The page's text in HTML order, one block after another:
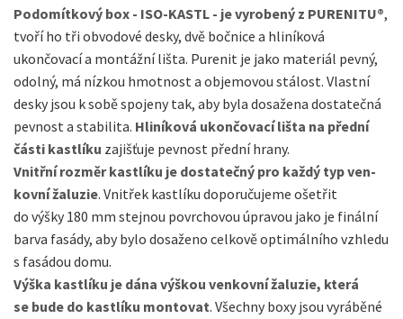
Podomítkový box - ISO-KASTL - je vyrobený z PURENITU®,
tvoří ho tři obvodové desky, dvě bočnice a hliníková
ukončovací a montážní lišta. Purenit je jako materiál pevný,
odolný, má nízkou hmotnost a objemovou stálost. Vlastní
desky jsou k sobě spojeny tak, aby byla dosažena dostateč­ná
pevnost a stabilita. Hliníková ukončovací lišta na přední
části kastlíku zajišťuje pevnost přední hrany.
Vnitřní rozměr kastlíku je dostatečný pro každý typ ven­
kovní žaluzie. Vnitřek kastlíku doporučujeme ošetřit
do výšky 180 mm stejnou po­vrchovou úpravou jako je finální
barva fasády, aby bylo dosaženo celkově optimálního vzhledu
s fasádou domu.
Výška kastlíku je dána výškou venkovní žaluzie, která
se bude do kastlíku montovat. Všechny boxy jsou vyráběné